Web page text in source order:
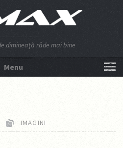
dimineaţă râde mai bine
Menu
IMAGINI